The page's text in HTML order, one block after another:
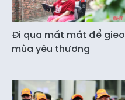
Đi qua mất mát để gieo
mùa yêu thương